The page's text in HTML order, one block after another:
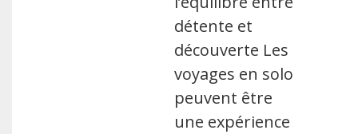
détente et
découverte Les
voyages en solo
peuvent être
une expérience